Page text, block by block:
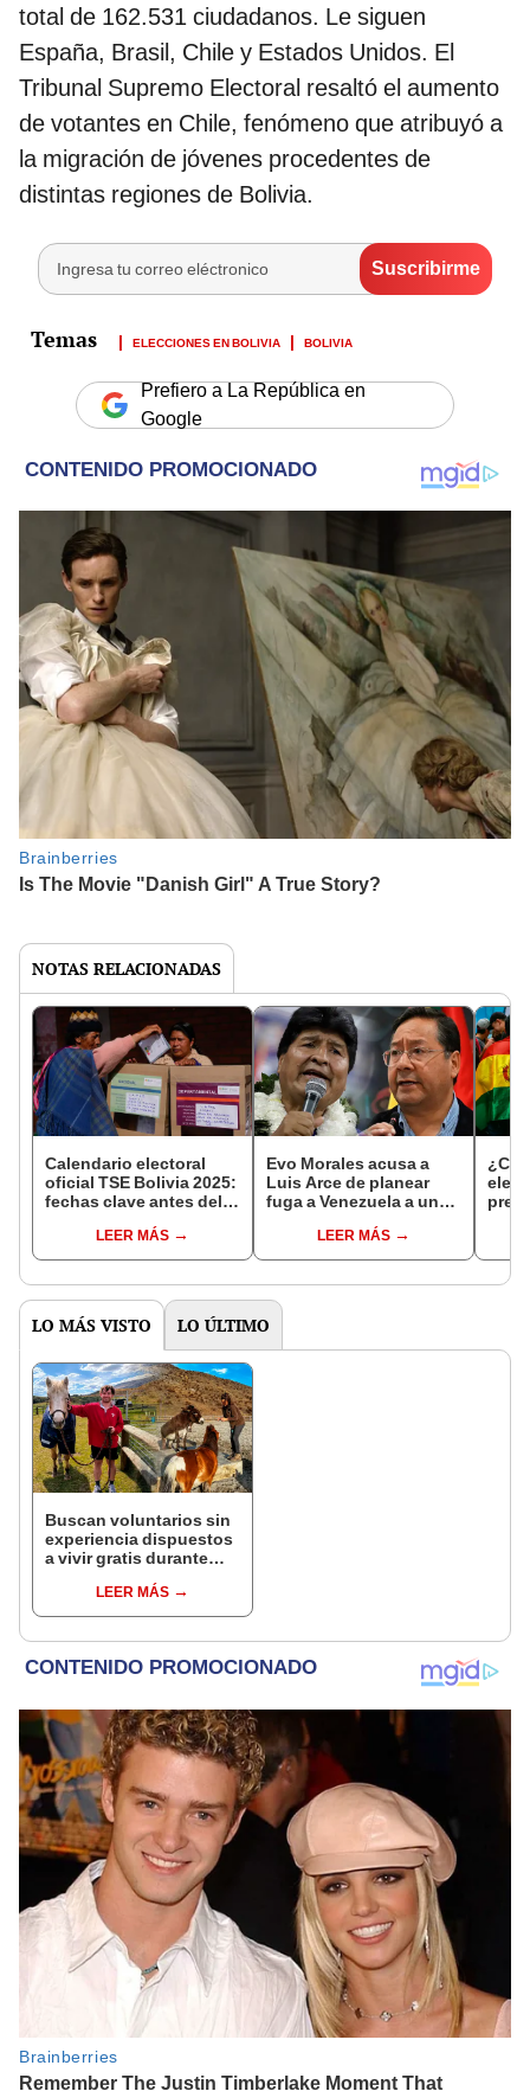
total de 162.531 ciudadanos. Le siguen
España, Brasil, Chile y Estados Unidos. El
Tribunal Supremo Electoral resaltó el aumento
de votantes en Chile, fenómeno que atribuyó a
la migración de jóvenes procedentes de
distintas regiones de Bolivia.
ELECCIONES EN BOLIVIA BOLIVIA
Prefiero a La República en
Google
NOTAS RELACIONADAS
Calendario electoral
oficial TSE Bolivia 2025:
fechas clave antes del
LEER MÁS
Evo Morales acusa a
Luis Arce de planear
fuga a Venezuela a una
elecciones en Bolivia:
“Ya se están
LEER MÁS
TSE
LO MÁS VISTO LO ÚLTIMO
Buscan voluntarios sin
experiencia dispuestos
a vivir gratis durante
cuidar caballos, burros
y otros animales
LEER MÁS